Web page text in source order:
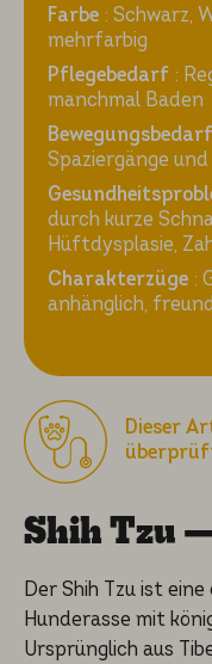
Farbe : Schwarz,
mehrfarbig
Pflegebedarf :
manchmal Baden
Bewegungsbedarf
Spaziergänge
durch kurze
Hüftdysplasie,
Charakterzüge :
anhänglich,
Dieser
Shih Tzu
Der Shih Tzu ist
Hunderasse mit
Ursprünglich aus